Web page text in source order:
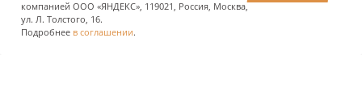
ПОДЕЛИТЬСЯ
компанией ООО «ЯНДЕКС», 119021, Россия, Москва,
ул. Л. Толстого, 16.
Подробнее в соглашении.